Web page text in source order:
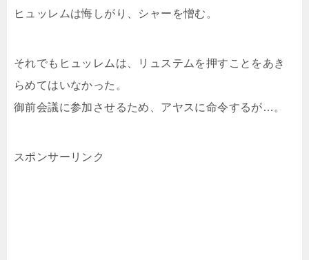
ヒュッレムは悔しがり、シャーを憎む。
それでもヒュッレムは、リュステムを押すことをあき
らめてはいなかった。
御前会議に参加させるため、アヤスに命令するが…。
スポンサーリンク